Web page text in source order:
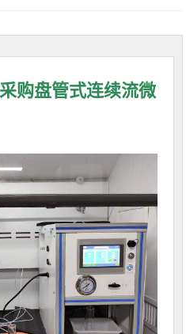
购盘管式连续流微